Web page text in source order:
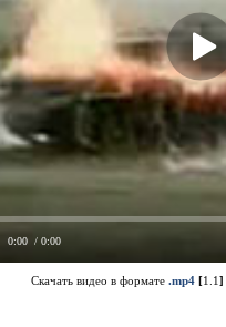
0:00 / 0:00
Скачать видео в формате .mp4 [1.1]